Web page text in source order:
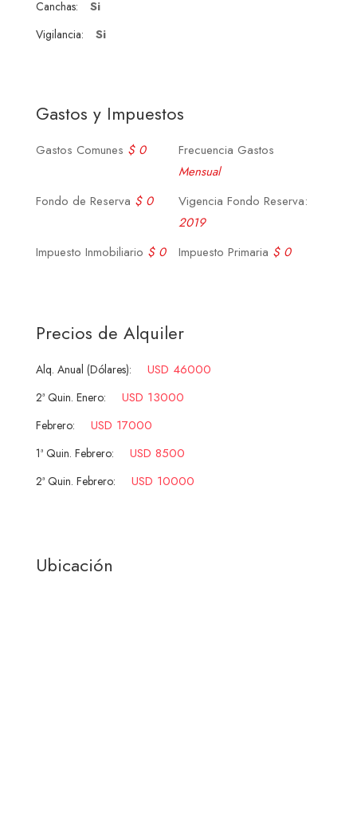
Canchas: Si
Vigilancia: Si
Gastos y Impuestos
Gastos Comunes $ 0
Frecuencia Gastos
Mensual
Fondo de Reserva $ 0
Vigencia Fondo Reserva:
2019
Impuesto Inmobiliario $ 0 Impuesto Primaria $ 0
Precios de Alquiler
Alq. Anual (Dólares): USD 46000
2ª Quin. Enero: USD 13000
Febrero: USD 17000
1ª Quin. Febrero: USD 8500
2ª Quin. Febrero: USD 10000
Ubicación